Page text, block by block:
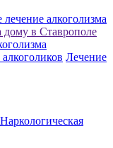
алкоголизма
в Ставрополе
Лечение
Наркологическая